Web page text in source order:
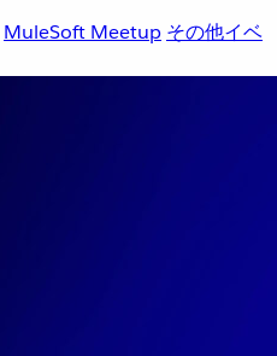
MuleSoft Meetup その他イベ